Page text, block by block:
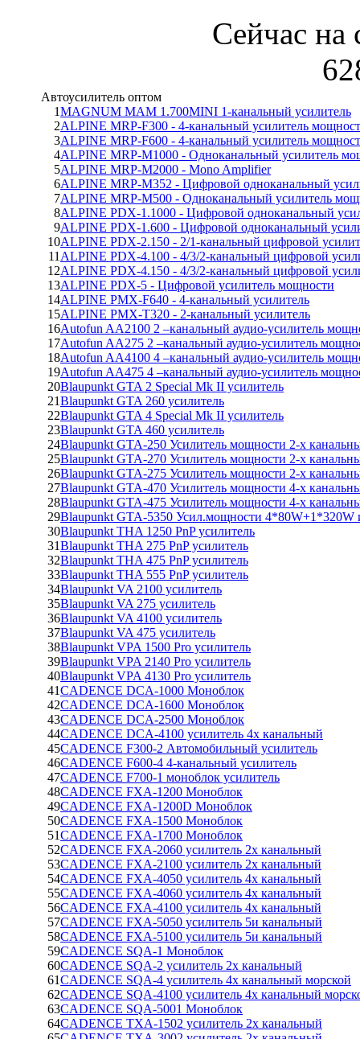
Сейчас на
Автоусилитель оптом
1MAGNUM MAM 1.700MINI 1-канальный усилитель
2ALPINE MRP-F300 - 4-канальный усилитель
3ALPINE MRP-F600 - 4-канальный усилитель
4ALPINE MRP-M1000 - Одноканальный усилитель
5ALPINE MRP-M2000 - Mono Amplifier
6ALPINE MRP-M352 - Цифровой одноканальный
7ALPINE MRP-M500 - Одноканальный усилитель
8ALPINE PDX-1.1000 - Цифровой одноканальный
9ALPINE PDX-1.600 - Цифровой одноканальный
10ALPINE PDX-2.150 - 2/1-канальный цифровой
11 ALPINE PDX-4.100 - 4/3/2-канальный цифровой
12ALPINE PDX-4.150 - 4/3/2-канальный цифровой
13ALPINE PDX-5 - Цифровой усилитель мощности
14ALPINE PMX-F640 - 4-канальный усилитель
15ALPINE PMX-T320 - 2-канальный усилитель
16Autofun AA2100 2 –канальный аудио-усилитель
17Autofun AA275 2 –канальный аудио-усилитель
18Autofun AA4100 4 –канальный аудио-усилитель
19Autofun AA475 4 –канальный аудио-усилитель
20Blaupunkt GTA 2 Special Mk II усилитель
21Blaupunkt GTA 260 усилитель
22Blaupunkt GTA 4 Special Mk II усилитель
23Blaupunkt GTA 460 усилитель
24Blaupunkt GTA-250 Усилитель мощности 2-х
25Blaupunkt GTA-270 Усилитель мощности 2-х
26Blaupunkt GTA-275 Усилитель мощности 2-х
27Blaupunkt GTA-470 Усилитель мощности 4-х
28Blaupunkt GTA-475 Усилитель мощности 4-х
29Blaupunkt GTA-5350 Усил.мощности
30Blaupunkt THA 1250 PnP усилитель
31Blaupunkt THA 275 PnP усилитель
32Blaupunkt THA 475 PnP усилитель
33Blaupunkt THA 555 PnP усилитель
34Blaupunkt VA 2100 усилитель
35Blaupunkt VA 275 усилитель
36Blaupunkt VA 4100 усилитель
37Blaupunkt VA 475 усилитель
38Blaupunkt VPA 1500 Pro усилитель
39Blaupunkt VPA 2140 Pro усилитель
40Blaupunkt VPA 4130 Pro усилитель
41CADENCE DCA-1000 Моноблок
42CADENCE DCA-1600 Моноблок
43CADENCE DCA-2500 Моноблок
44CADENCE DCA-4100 усилитель 4х канальный
45CADENCE F300-2 Автомобильный усилитель
46CADENCE F600-4 4-канальный усилитель
47CADENCE F700-1 моноблок усилитель
48CADENCE FXA-1200 Моноблок
49CADENCE FXA-1200D Моноблок
50CADENCE FXA-1500 Моноблок
51CADENCE FXA-1700 Моноблок
52CADENCE FXA-2060 усилитель 2х канальный
53CADENCE FXA-2100 усилитель 2х канальный
54CADENCE FXA-4050 усилитель 4х канальный
55CADENCE FXA-4060 усилитель 4х канальный
56CADENCE FXA-4100 усилитель 4х канальный
57CADENCE FXA-5050 усилитель 5и канальный
58CADENCE FXA-5100 усилитель 5и канальный
59CADENCE SQA-1 Моноблок
60CADENCE SQA-2 усилитель 2х канальный
61CADENCE SQA-4 усилитель 4х канальный морской
62CADENCE SQA-4100 усилитель 4х канальный
63CADENCE SQA-5001 Моноблок
64CADENCE TXA-1502 усилитель 2х канальный